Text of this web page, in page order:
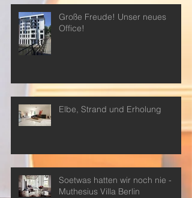
Große Freude! Unser neues
Office!
Elbe, Strand und Erholung
Soetwas hatten wir noch nie -
Muthesius Villa Berlin